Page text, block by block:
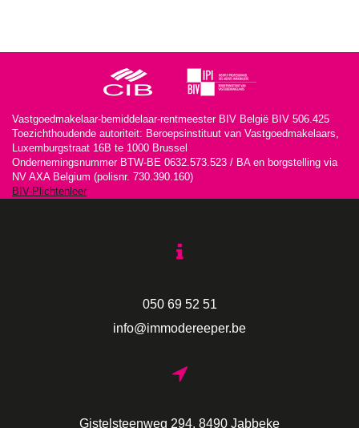
Vastgoedmakelaar-bemiddelaar-rentmeester BIV België BIV 506.425
Toezichthoudende autoriteit: Beroepsinstituut van Vastgoedmakelaars,
Luxemburgstraat 16B te 1000 Brussel
Ondernemingsnummer BTW-BE 0632.573.523 / BA en borgstelling via
NV AXA Belgium (polisnr. 730.390.160)
BIV-Plichtenleer
050 69 52 51
info@immodereeper.be
Gistelsteenweg 294, 8490 Jabbeke